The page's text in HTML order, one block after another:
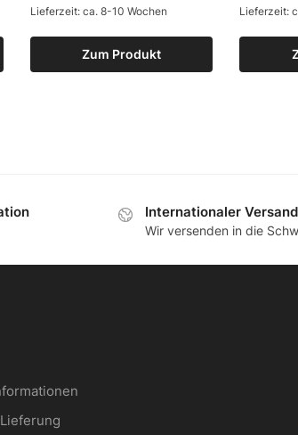
Zum Produkt
Lieferzeit: ca. 8-10 Wochen
Lieferzeit:
Internationaler Versand
Wir versenden in die